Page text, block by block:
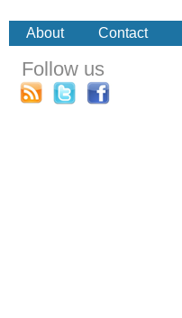
About Contact
Follow us